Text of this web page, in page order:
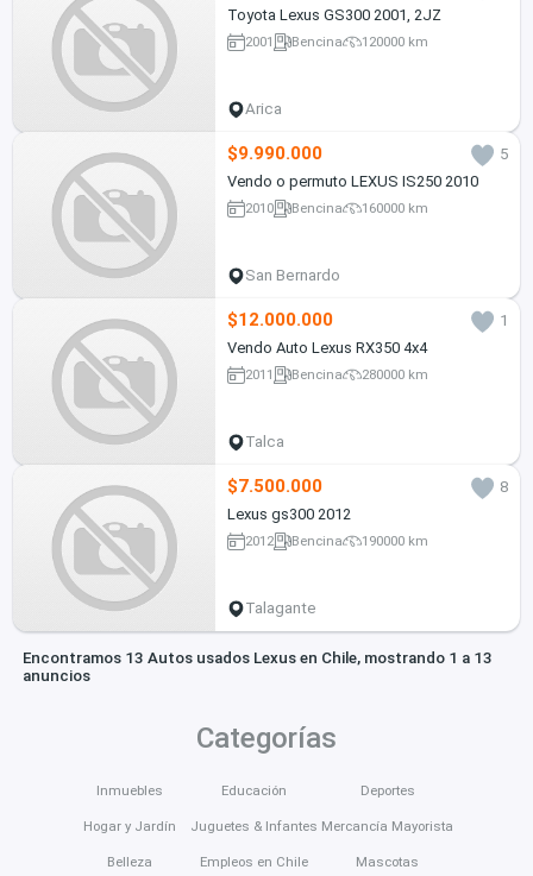
Toyota Lexus GS300 2001, 2JZ
2001 Bencina 120000 km
Arica
$9.990.000
5
Vendo o permuto LEXUS IS250 2010
2010 Bencina 160000 km
San Bernardo
$12.000.000
1
Vendo Auto Lexus RX350 4x4
2011 Bencina 280000 km
Talca
$7.500.000
8
Lexus gs300 2012
2012 Bencina 190000 km
Talagante
Encontramos 13 Autos usados Lexus en Chile, mostrando 1 a 13
anuncios
Categorías
Inmuebles
Hogar y Jardín
Belleza
Educación
Juguetes & Infantes
Empleos en Chile
Deportes
Mercancía Mayorista
Mascotas